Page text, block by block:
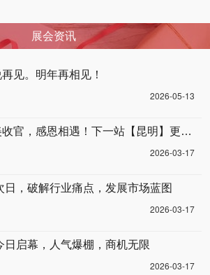
展会资讯
见。明年再相见！
2026-05-13
【今日闭幕】完美收官，感恩相遇！下一站【昆明】更精彩。
2026-03-17
日，破解行业痛点，发展市场蓝图
2026-03-17
日启幕，人气爆棚，商机无限
2026-03-17